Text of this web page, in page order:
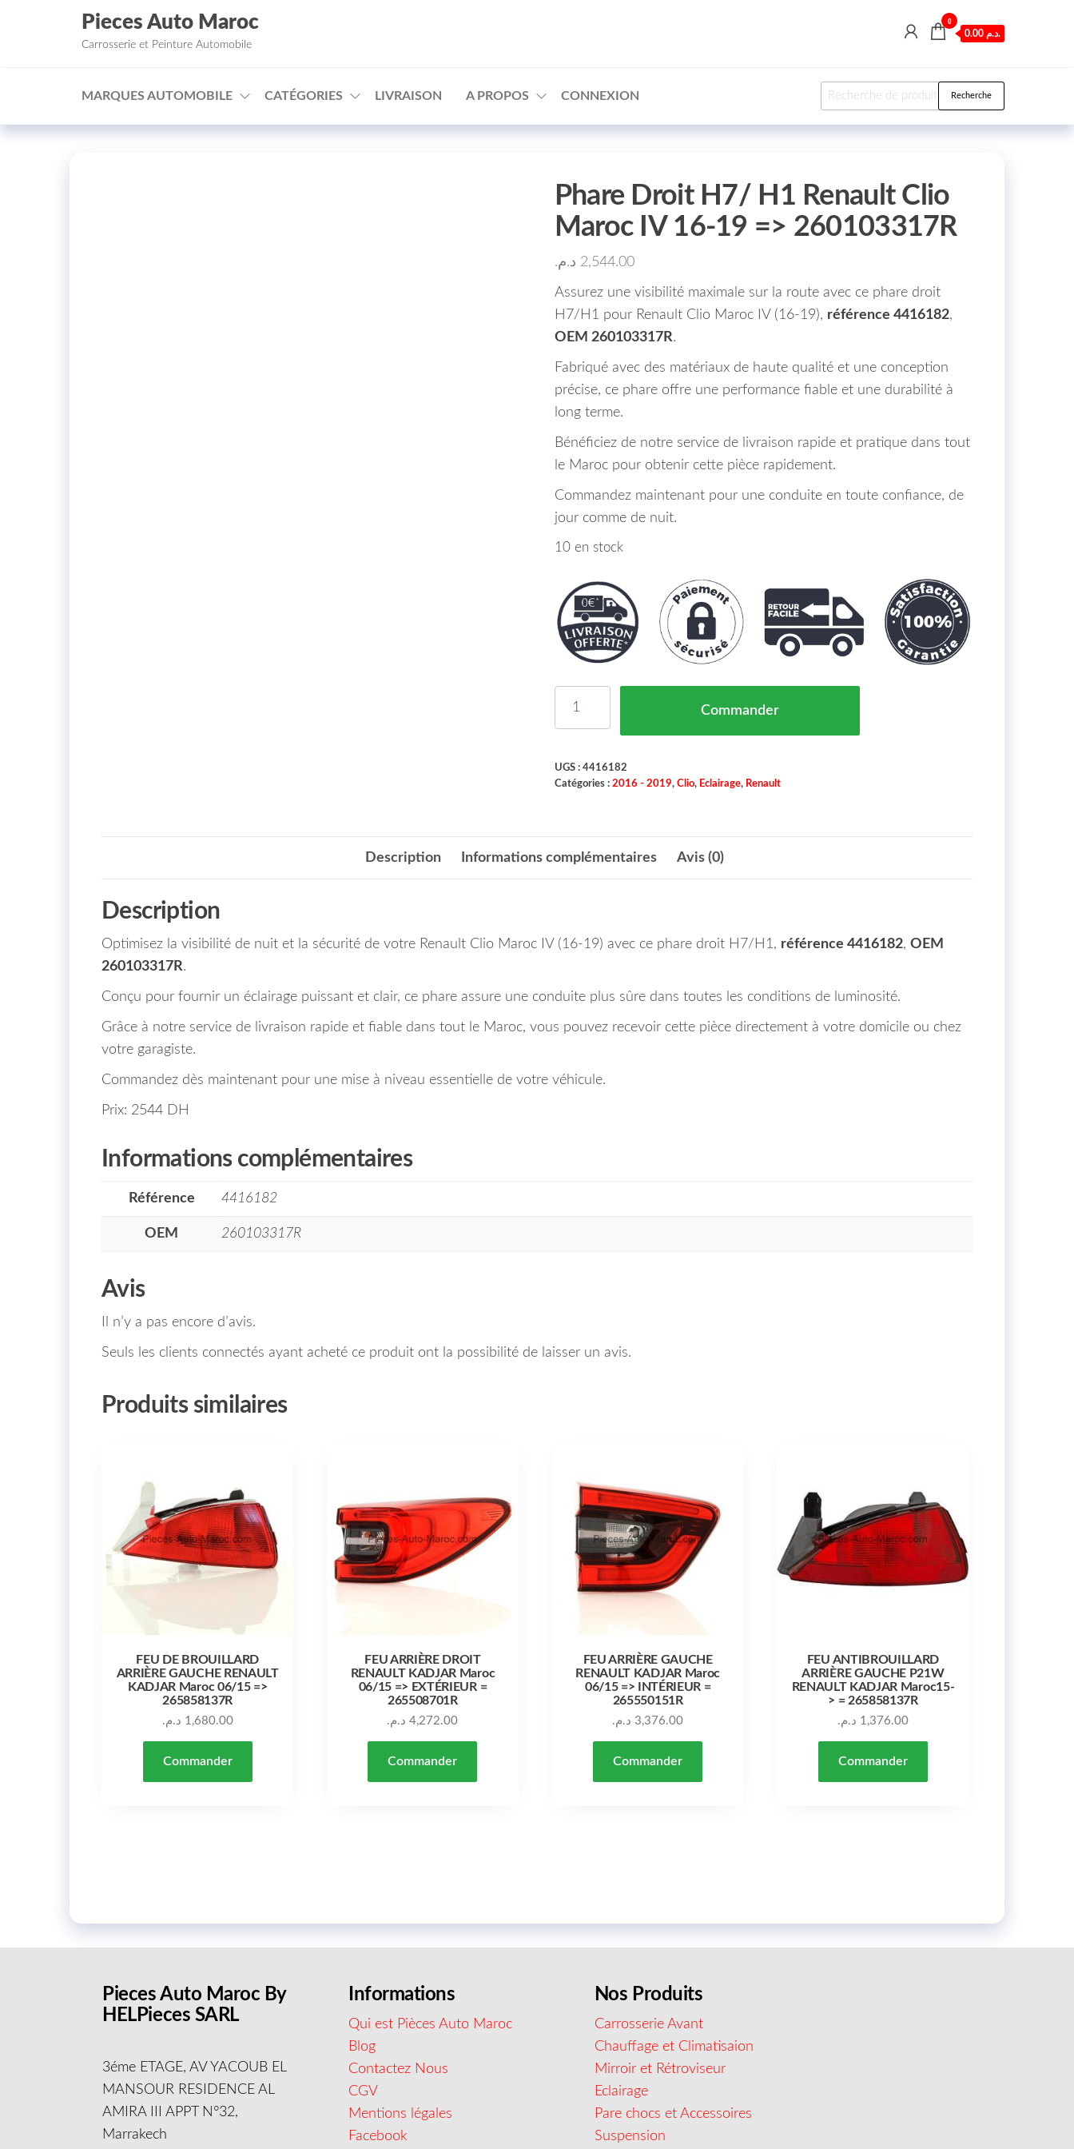
□
Aller au contenu
Pieces Auto Maroc
Carrosserie et Peinture Automobile
0
0.00 د.م.
MARQUES AUTOMOBILE CATÉGORIES LIVRAISON A PROPOS CONNEXION Recherche pour : Recherche
Phare Droit H7/ H1 Renault Clio
Maroc IV 16-19 => 260103317R
2,544.00 د.م.
Assurez une visibilité maximale sur la route avec ce phare droit
H7/H1 pour Renault Clio Maroc IV (16-19), référence 4416182,
OEM 260103317R.
Fabriqué avec des matériaux de haute qualité et une conception
précise, ce phare offre une performance fiable et une durabilité à
long terme.
Bénéficiez de notre service de livraison rapide et pratique dans tout
le Maroc pour obtenir cette pièce rapidement.
Commandez maintenant pour une conduite en toute confiance, de
jour comme de nuit.
10 en stock
Commander
UGS : 4416182
Catégories : 2016 - 2019, Clio, Eclairage, Renault
Description Informations complémentaires Avis (0)
Description
Optimisez la visibilité de nuit et la sécurité de votre Renault Clio Maroc IV (16-19) avec ce phare droit H7/H1, référence 4416182, OEM
260103317R.
Conçu pour fournir un éclairage puissant et clair, ce phare assure une conduite plus sûre dans toutes les conditions de luminosité.
Grâce à notre service de livraison rapide et fiable dans tout le Maroc, vous pouvez recevoir cette pièce directement à votre domicile ou chez
votre garagiste.
Commandez dès maintenant pour une mise à niveau essentielle de votre véhicule.
Prix: 2544 DH
Informations complémentaires
Référence 4416182
OEM 260103317R
Avis
Il n’y a pas encore d’avis.
Seuls les clients connectés ayant acheté ce produit ont la possibilité de laisser un avis.
Produits similaires
FEU DE BROUILLARD
ARRIÈRE GAUCHE RENAULT
KADJAR Maroc 06/15 =>
265858137R
1,680.00 د.م.
Commander
FEU ARRIÈRE DROIT
RENAULT KADJAR Maroc
06/15 => EXTÉRIEUR =
265508701R
4,272.00 د.م.
Commander
FEU ARRIÈRE GAUCHE
RENAULT KADJAR Maroc
06/15 => INTÉRIEUR =
265550151R
3,376.00 د.م.
Commander
FEU ANTIBROUILLARD
ARRIÈRE GAUCHE P21W
RENAULT KADJAR Maroc15-
> = 265858137R
1,376.00 د.م.
Commander
Pieces Auto Maroc By
HELPieces SARL
3éme ETAGE, AV YACOUB EL
MANSOUR RESIDENCE AL
AMIRA III APPT N°32,
Marrakech
Informations
Qui est Pièces Auto Maroc
Blog
Contactez Nous
CGV
Mentions légales
Facebook
Nos Produits
Carrosserie Avant
Chauffage et Climatisaion
Mirroir et Rétroviseur
Eclairage
Pare chocs et Accessoires
Suspension